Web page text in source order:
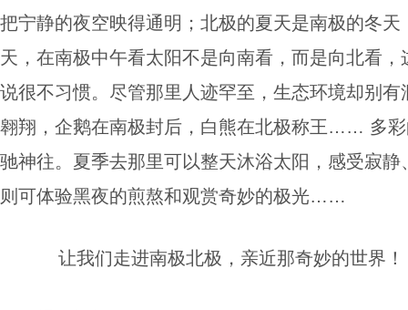
把宁静的夜空映得通明；北极的夏天是南极的冬
天，在南极中午看太阳不是向南看，而是向北看
说很不习惯。尽管那里人迹罕至，生态环境却别
翱翔，企鹅在南极封后，白熊在北极称王…… 多
驰神往。夏季去那里可以整天沐浴太阳，感受寂
则可体验黑夜的煎熬和观赏奇妙的极光……
让我们走进南极北极，亲近那奇妙的世界！